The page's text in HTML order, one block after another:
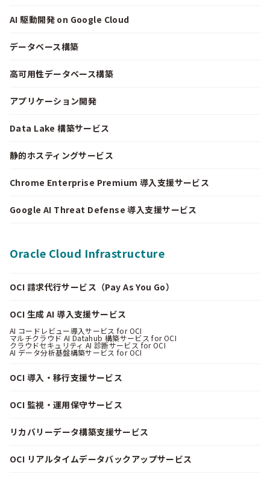
AI 駆動開発 on Google Cloud
データベース構築
高可用性データベース構築
アプリケーション開発
Data Lake 構築サービス
静的ホスティングサービス
Chrome Enterprise Premium 導入支援サービス
Google AI Threat Defense 導入支援サービス
Oracle Cloud Infrastructure
OCI 請求代行サービス（Pay As You Go）
OCI 生成 AI 導入支援サービス
AI コードレビュー導入サービス for OCI
マルチクラウド AI Datahub 構築サービス for OCI
クラウドセキュリティ AI 診断サービス for OCI
AI データ分析基盤構築サービス for OCI
OCI 導入・移行支援サービス
OCI 監視・運用保守サービス
リカバリーデータ構築支援サービス
OCI リアルタイムデータバックアップサービス